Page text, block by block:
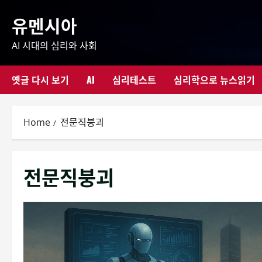
content
유멘시아
AI 시대의 심리와 사회
옛글 다시 보기 AI 심리테스트 심리학으로 뉴스읽기
Home 전문직붕괴
전문직붕괴